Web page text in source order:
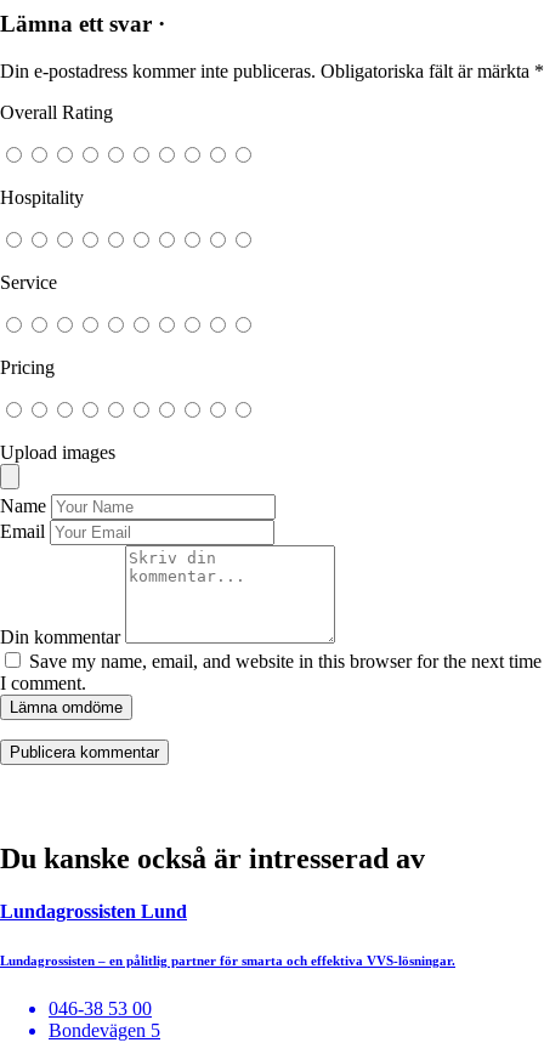
Lämna ett svar ·
Din e-postadress kommer inte publiceras. Obligatoriska fält är märkta *
Overall Rating
Hospitality
Service
Pricing
Upload images
Name
Email
Din kommentar
Save my name, email, and website in this browser for the next time
I comment.
Lämna omdöme
Du kanske också är intresserad av
Lundagrossisten Lund
Lundagrossisten – en pålitlig partner för smarta och effektiva VVS-lösningar.
046-38 53 00
Bondevägen 5